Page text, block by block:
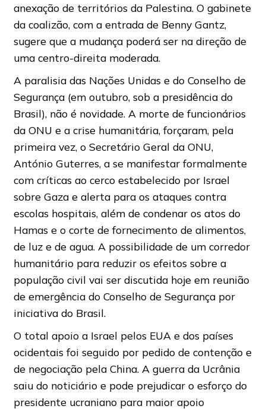
anexação de territórios da Palestina. O gabinete
da coalizão, com a entrada de Benny Gantz,
sugere que a mudança poderá ser na direção de
uma centro-direita moderada.
A paralisia das Nações Unidas e do Conselho de
Segurança (em outubro, sob a presidência do
Brasil), não é novidade. A morte de funcionários
da ONU e a crise humanitária, forçaram, pela
primeira vez, o Secretário Geral da ONU,
António Guterres, a se manifestar formalmente
com críticas ao cerco estabelecido por Israel
sobre Gaza e alerta para os ataques contra
escolas hospitais, além de condenar os atos do
Hamas e o corte de fornecimento de alimentos,
de luz e de agua. A possibilidade de um corredor
humanitário para reduzir os efeitos sobre a
população civil vai ser discutida hoje em reunião
de emergência do Conselho de Segurança por
iniciativa do Brasil.
O total apoio a Israel pelos EUA e dos países
ocidentais foi seguido por pedido de contenção e
de negociação pela China. A guerra da Ucrânia
saiu do noticiário e pode prejudicar o esforço do
presidente ucraniano para maior apoio